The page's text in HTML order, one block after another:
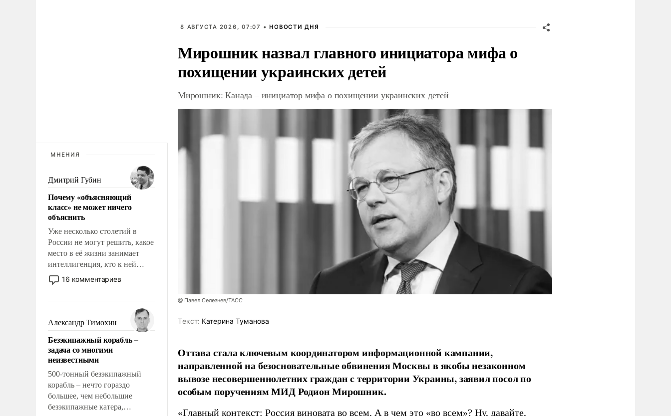
МНЕНИЯ
Дмитрий Губин
Почему «объясняющий
класс» не может ничего
объяснить
Уже несколько столетий в
России не могут решить, какое
место в её жизни занимает
интеллигенция, кто к ней
принадлежит, а кого из неё
исключили с правом
чем она отличается от просто
образованных людей. Иногда
казалось, что эти вопросы
решены раз и навсегда, но –
нет, не решены.
16 комментариев
Александр Тимохин
Безэкипажный корабль –
задача со многими
неизвестными
500-тонный безэкипажный
корабль – нечто гораздо
большее, чем небольшие
безэкипажные катера,
8 АВГУСТА 2026, 07:07 • НОВОСТИ ДНЯ
Мирошник назвал главного инициатора мифа о
похищении украинских детей
Мирошник: Канада – инициатор мифа о похищении украинских детей
@ Павел Селезнев/ТАСС
Tекст: Катерина Туманова
Оттава стала ключевым координатором информационной кампании,
направленной на безосновательные обвинения Москвы в якобы незаконном
вывозе несовершеннолетних граждан с территории Украины, заявил посол по
особым поручениям МИД Родион Мирошник.
«Главный контекст: Россия виновата во всем. А в чем это «во всем»? Ну, давайте,